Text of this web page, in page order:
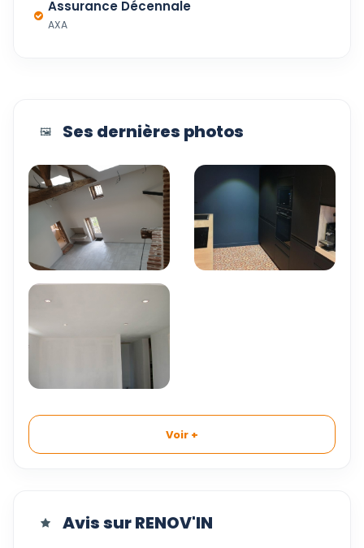
Assurance Décennale
AXA
🖼️ Ses dernières photos
Voir +
Avis sur RENOV'IN